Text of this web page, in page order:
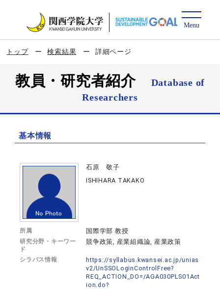
トップ 検索結果 詳細ページ
教員・研究者紹介
Database of
Researchers
基本情報
石原 敬子
ISHIHARA TAKAKO
所属 国際学部 教授
研究分野・キーワー
ド
競争政策, 産業組織論, 産業政策
シラバス情報
https://syllabus.kwansei.ac.jp/unias
v2/UnSSOLoginControlFree?
REQ_ACTION_DO=/AGA030PLS01Act
ion.do?